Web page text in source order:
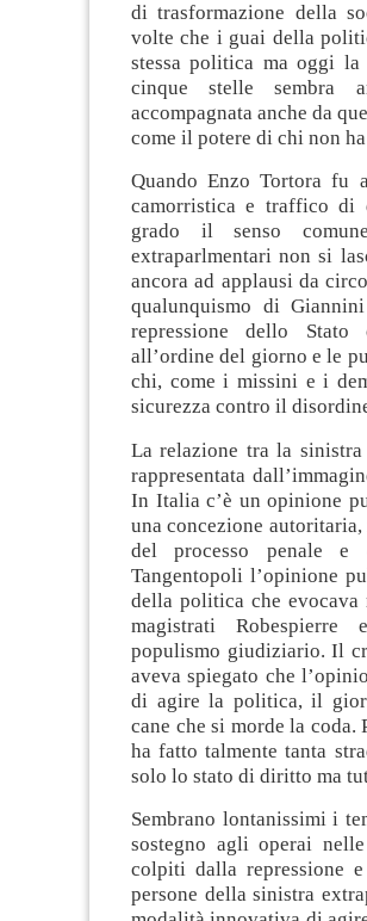
di trasformazione della
volte che i guai della
stessa politica ma oggi la
cinque stelle sembra
accompagnata anche da
come il potere di chi non
Quando Enzo Tortora fu
camorristica e traffico di
grado il senso
extraparlmentari non si
ancora ad applausi da
qualunquismo di
repressione dello
all’ordine del giorno e le
chi, come i missini e i
sicurezza contro il
La relazione tra la
rappresentata
In Italia c’è un opinione
una concezione
del processo penale
Tangentopoli l’opinione
della politica che evocava
magistrati
populismo giudiziario. Il
aveva spiegato che
di agire la politica, il
cane che si morde la coda.
ha fatto talmente tanta
solo lo stato di diritto ma
Sembrano lontanissimi i
sostegno agli operai
colpiti dalla repressione
persone della sinistra